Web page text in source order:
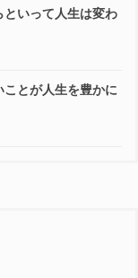
といって人生は変わ
ことが人生を豊かに